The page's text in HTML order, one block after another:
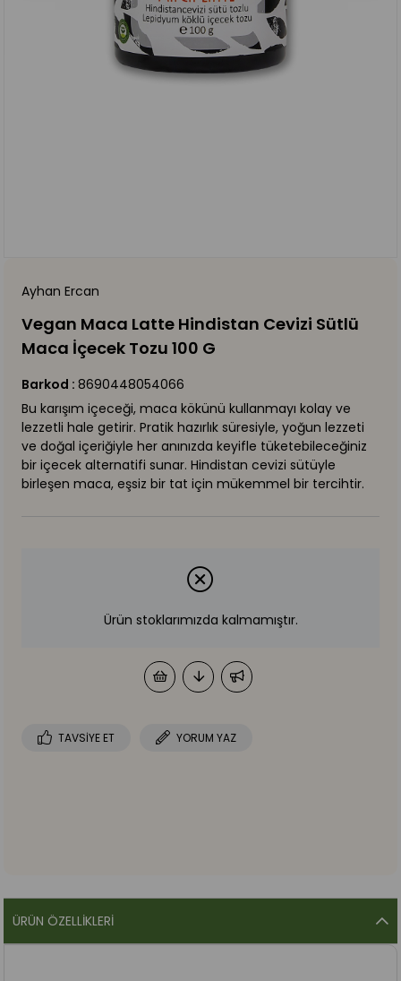
Vegan Maca Latte Hindistan Cevizi Sütlü
Maca İçecek Tozu 100 G
Barkod : 8690448054066
Bu karışım içeceği, maca kökünü kullanmayı kolay ve
lezzetli hale getirir. Pratik hazırlık süresiyle, yoğun lezzeti
ve doğal içeriğiyle her anınızda keyifle tüketebileceğiniz
bir içecek alternatifi sunar. Hindistan cevizi sütüyle
birleşen maca, eşsiz bir tat için mükemmel bir tercihtir.
Ayhan Ercan
Ürün stoklarımızda kalmamıştır.
TAVSIYE ET YORUM YAZ
ÜRÜN ÖZELLIKLERI